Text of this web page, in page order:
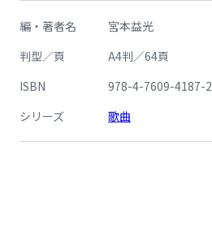
編・著者名
宮本益光
判型／頁
A4判／64頁
ISBN
978-4-7609-4187-2
シリーズ
歌曲